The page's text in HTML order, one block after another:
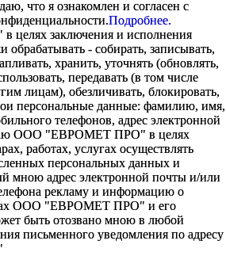
что я ознакомлен и согласен с
Подробнее.
заключения и исполнения
обрабатывать - собирать, записывать,
хранить, уточнять (обновлять,
передавать (в том числе
лицам), обезличивать, блокировать,
персональные данные: фамилию, имя,
телефонов, адрес электронной
ООО "ЕВРОМЕТ ПРО" в целях
работах, услугах осуществлять
персональных данных и
мною адрес электронной почты и/или
рекламу и информацию о
ООО "ЕВРОМЕТ ПРО" и его
быть отозвано мною в любой
письменного уведомления по адресу